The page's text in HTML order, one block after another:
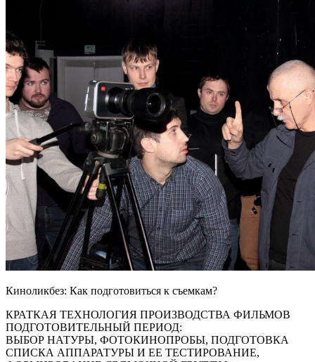
Киноликбез: Как подготовиться к съемкам?
КРАТКАЯ ТЕХНОЛОГИЯ ПРОИЗВОДСТВА ФИЛЬМОВ
ПОДГОТОВИТЕЛЬНЫЙ ПЕРИОД:
ВЫБОР НАТУРЫ, ФОТОКИНОПРОБЫ, ПОДГОТОВКА
СПИСКА АППАРАТУРЫ И ЕЕ ТЕСТИРОВАНИЕ,